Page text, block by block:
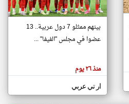
تغيير الدولة
اخبار جزر القمر على مدار الساعة
أهم اخبار جزر القمر العاجلة والمباشرة
بينهم ممثلو 7 دول عربية.. 13
عضوا في مجلس "الفيفا" ...
منذ ٢٦ يوم
ار تي عربي
klyoum.com